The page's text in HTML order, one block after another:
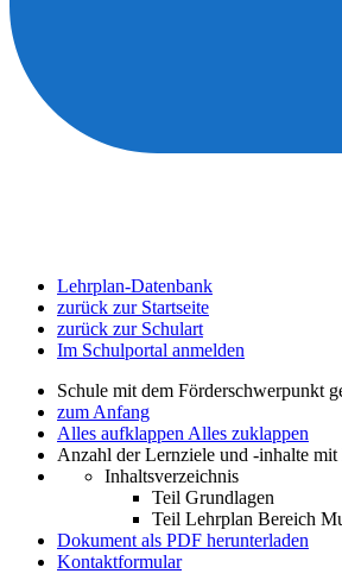
Lehrplan-Datenbank
zurück zur Startseite
zurück zur Schulart
Im Schulportal anmelden
Schule mit dem Förderschwerpunkt
zum Anfang
Alles aufklappen Alles zuklappen
Anzahl der Lernziele und -inhalte
Inhaltsverzeichnis
Teil Grundlagen
Teil Lehrplan Bereich
Dokument als PDF herunterladen
Kontaktformular